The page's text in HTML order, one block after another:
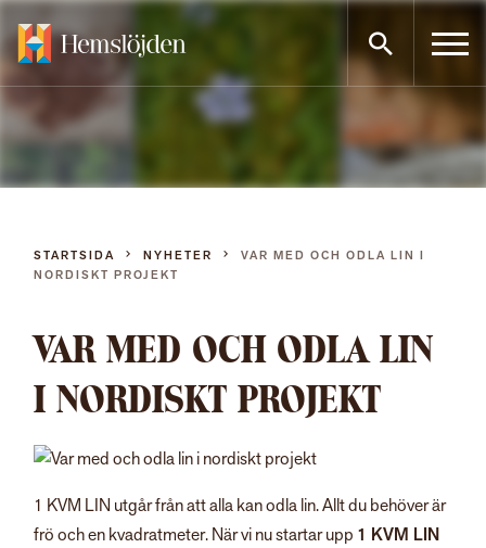
Gå
innehållet
STARTSIDA NYHETER
VAR MED OCH ODLA LIN I
NORDISKT PROJEKT
VAR MED OCH ODLA LIN
I NORDISKT PROJEKT
1 KVM LIN utgår från att alla kan odla lin. Allt du behöver är
frö och en kvadratmeter. När vi nu startar upp 1 KVM LIN